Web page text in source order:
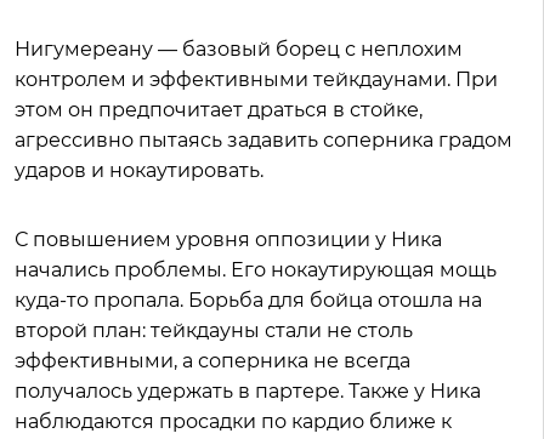
Нигумереану — базовый борец с неплохим
контролем и эффективными тейкдаунами. При
этом он предпочитает драться в стойке,
агрессивно пытаясь задавить соперника градом
ударов и нокаутировать.
С повышением уровня оппозиции у Ника
начались проблемы. Его нокаутирующая мощь
куда-то пропала. Борьба для бойца отошла на
второй план: тейкдауны стали не столь
эффективными, а соперника не всегда
получалось удержать в партере. Также у Ника
наблюдаются просадки по кардио ближе к